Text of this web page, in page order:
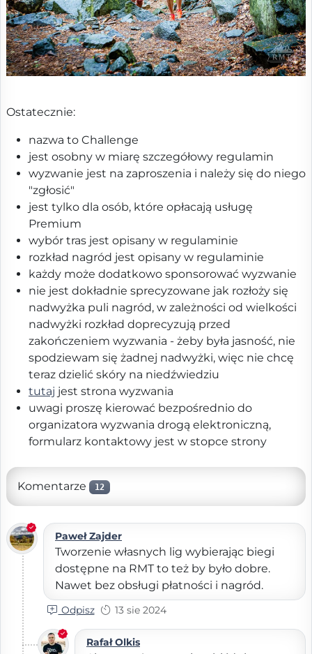
Ostatecznie:
nazwa to Challenge
jest osobny w miarę szczegółowy regulamin
wyzwanie jest na zaproszenia i należy się do niego
"zgłosić"
jest tylko dla osób, które opłacają usługę
Premium
wybór tras jest opisany w regulaminie
rozkład nagród jest opisany w regulaminie
każdy może dodatkowo sponsorować wyzwanie
nie jest dokładnie sprecyzowane jak rozłoży się
nadwyżka puli nagród, w zależności od wielkości
nadwyżki rozkład doprecyzują przed
zakończeniem wyzwania - żeby była jasność, nie
spodziewam się żadnej nadwyżki, więc nie chcę
teraz dzielić skóry na niedźwiedziu
tutaj jest strona wyzwania
uwagi proszę kierować bezpośrednio do
organizatora wyzwania drogą elektroniczną,
formularz kontaktowy jest w stopce strony
Komentarze 12
Paweł Zajder
Tworzenie własnych lig wybierając biegi
dostępne na RMT to też by było dobre.
Nawet bez obsługi płatności i nagród.
Odpisz 13 sie 2024
Rafał Olkis